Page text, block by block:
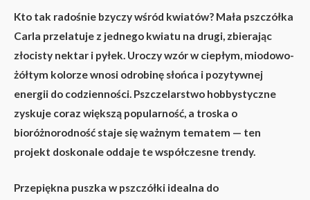
Kto tak radośnie bzyczy wśród kwiatów? Mała pszczółka
Carla przelatuje z jednego kwiatu na drugi, zbierając
złocisty nektar i pyłek. Uroczy wzór w ciepłym, miodowo-
żółtym kolorze wnosi odrobinę słońca i pozytywnej
energii do codzienności. Pszczelarstwo hobbystyczne
zyskuje coraz większą popularność, a troska o
bioróżnorodność staje się ważnym tematem — ten
projekt doskonale oddaje te współczesne trendy.
Przepiękna puszka w pszczółki idealna do